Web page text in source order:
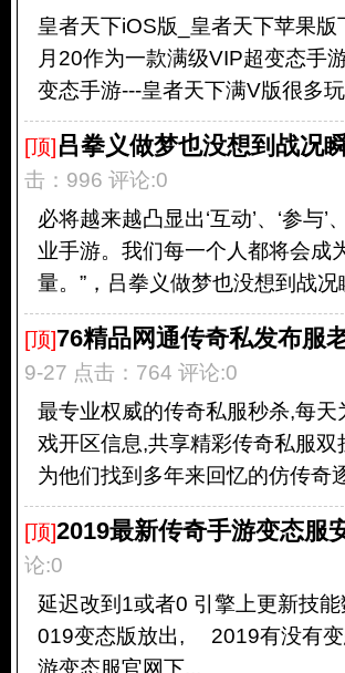
皇者天下iOS版_皇者天下苹果
月20作为一款满级VIP超变态手
变态手游---皇者天下满V版很多
[顶] 吕拳义做梦也没想到战况
击：996 评论:0
必将越来越凸显出‘互动’、‘参与
业手游。我们每一个人都将会成
量。”，吕拳义做梦也没想到战
[顶]76精品网通传奇私发布服
9-27 点击：764 评论:0
最专业权威的传奇私服秒杀,每
戏开区信息,共享精彩传奇私服
为他们找到多年来回忆的仿传奇
[顶]2019最新传奇手游变态服
论:0
延迟改到1或者0 引擎上更新技
019变态版放出, 2019有没有变
游变态服官网下...